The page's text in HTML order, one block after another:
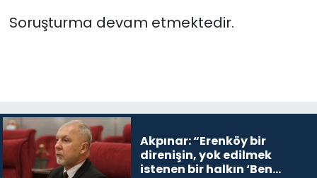
Soruşturma devam etmektedir.
Akpınar: “Erenköy bir
direnişin, yok edilmek
istenen bir halkın ‘Ben